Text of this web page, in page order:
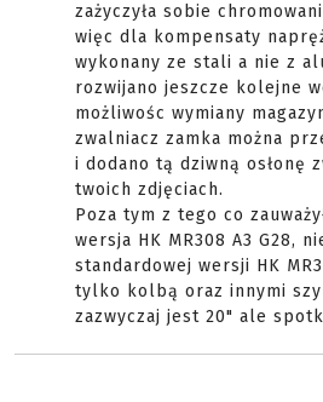
zażyczyła sobie
więc dla kompensaty
wykonany ze stali a nie z
rozwijano jeszcze kolejne
możliwośc wymiany
zwalniacz zamka można
i dodano tą dziwną osłonę
twoich zdjęciach.
Poza tym z tego co
wersja HK MR308 A3 G28,
standardowej wersji HK
tylko kolbą oraz innymi
zazwyczaj jest 20" ale